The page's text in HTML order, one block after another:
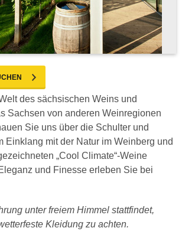
des sächsischen Weins und
Sachsen von anderen Weinregionen
Sie uns über die Schulter und
Einklang mit der Natur im Weinberg und
„Cool Climate“-Weine
und Finesse erleben Sie bei
unter freiem Himmel stattfindet,
Kleidung zu achten.